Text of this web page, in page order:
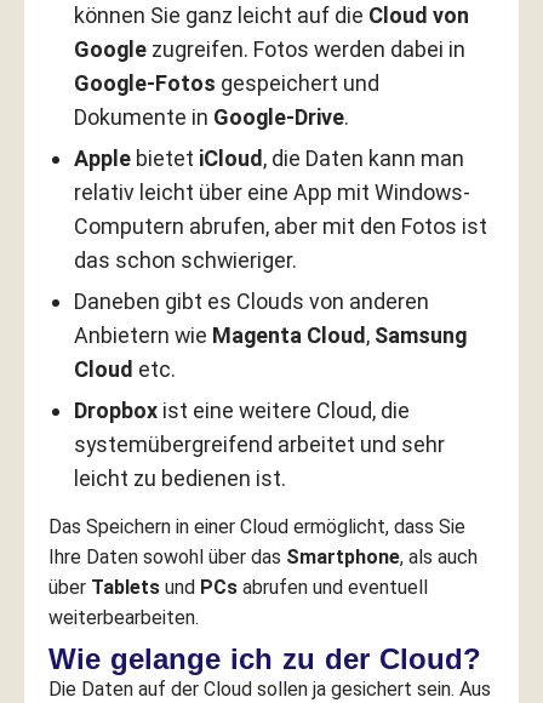
können Sie ganz leicht auf die Cloud von
Google zugreifen. Fotos werden dabei in
Google-Fotos gespeichert und
Dokumente in Google-Drive.
Apple bietet iCloud, die Daten kann man
relativ leicht über eine App mit Windows-
Computern abrufen, aber mit den Fotos ist
das schon schwieriger.
Daneben gibt es Clouds von anderen
Anbietern wie Magenta Cloud, Samsung
Cloud etc.
Dropbox ist eine weitere Cloud, die
systemübergreifend arbeitet und sehr
leicht zu bedienen ist.
Das Speichern in einer Cloud ermöglicht, dass Sie
Ihre Daten sowohl über das Smartphone, als auch
über Tablets und PCs abrufen und eventuell
weiterbearbeiten.
Wie gelange ich zu der Cloud?
Die Daten auf der Cloud sollen ja gesichert sein. Aus